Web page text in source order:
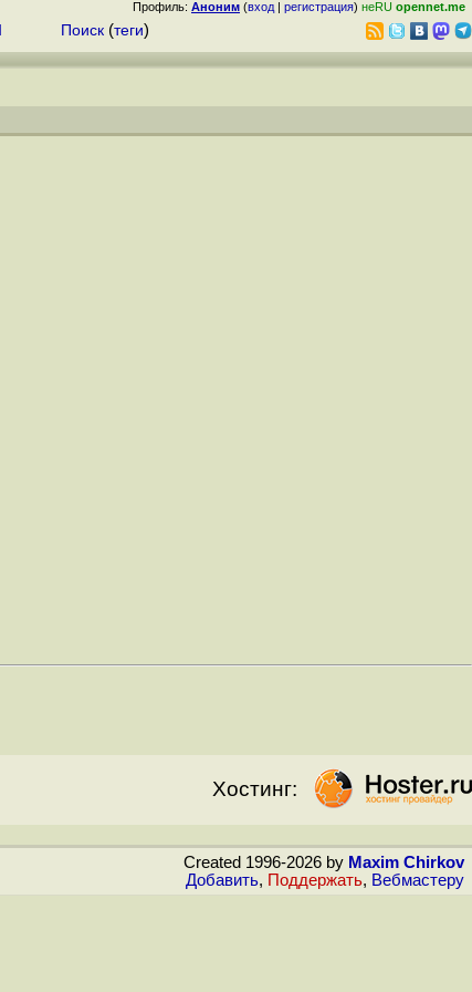
Профиль: Аноним (вход | регистрация) неRU opennet.me
Поиск (теги)
Хостинг:
Created 1996-2026 by Maxim Chirkov
Добавить, Поддержать, Вебмастеру